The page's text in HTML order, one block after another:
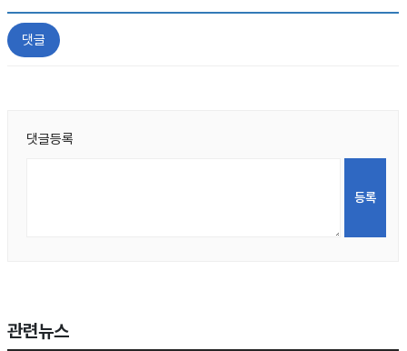
댓글
댓글등록
관련뉴스